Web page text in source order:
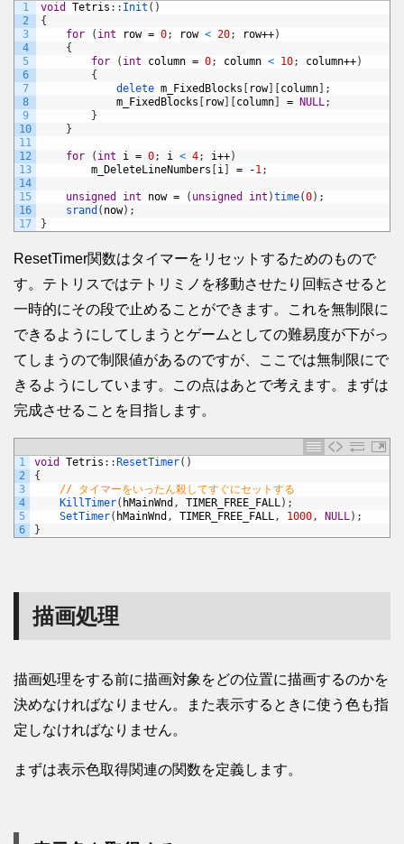
1
2
3
4
5
6
7
8
9
10
11
12
13
14
15
16
17
void Tetris : : Init ( )
{
for
( int row = 0; row < 20; row++)
{
for
( int column = 0; column < 10; column++)
{
delete m_FixedBlocks row] column
;
m_FixedBlocks
row] column = NULL;
}
}
for ( int i = 0; i < 4; i++)
m_DeleteLineNumbers
i = -1;
unsigned int now = ( unsigned int )time(0) ;
srand ( now) ;
}
ResetTimer関数はタイマーをリセットするためのもので
す。テトリスではテトリミノを移動させたり回転させると
一時的にその段で止めることができます。これを無制限に
できるようにしてしまうとゲームとしての難易度が下がっ
てしまうので制限値があるのですが、ここでは無制限にで
きるようにしています。この点はあとで考えます。まずは
完成させることを目指します。
1
2
3
4
5
6
void Tetris : : ResetTimer( )
{
// タイマーをいったん殺してすぐにセットする
KillTimer( hMainWnd , TIMER_FREE_FALL) ;
SetTimer( hMainWnd , TIMER_FREE_FALL, 1000, NULL) ;
}
描画処理
描画処理をする前に描画対象をどの位置に描画するのかを
決めなければなりません。また表示するときに使う色も指
定しなければなりません。
まずは表示色取得関連の関数を定義します。